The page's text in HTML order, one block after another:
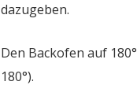
dazugeben.
Den Backofen auf
180°).